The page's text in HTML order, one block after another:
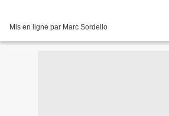
Mis en ligne par Marc Sordello